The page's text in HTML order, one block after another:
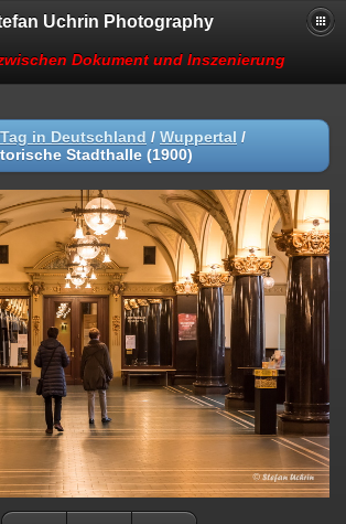
Uchrin Photography
Dokument und Inszenierung
in Deutschland / Wuppertal /
Stadthalle (1900)